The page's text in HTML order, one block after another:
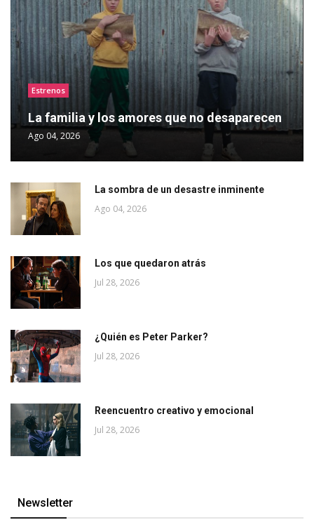
Estrenos
La familia y los amores que no desaparecen
Ago 04, 2026
La sombra de un desastre inminente
Ago 04, 2026
Los que quedaron atrás
Jul 28, 2026
¿Quién es Peter Parker?
Jul 28, 2026
Reencuentro creativo y emocional
Jul 28, 2026
Newsletter